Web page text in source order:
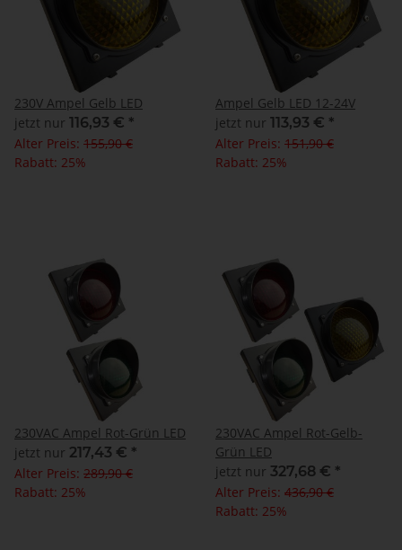
230V Ampel Gelb LED
jetzt nur 116,93 € *
Alter Preis: 155,90 €
Rabatt: 25%
Ampel Gelb LED 12-24V
jetzt nur 113,93 € *
Alter Preis: 151,90 €
Rabatt: 25%
230VAC Ampel Rot-Grün LED
jetzt nur 217,43 € *
Alter Preis: 289,90 €
Rabatt: 25%
230VAC Ampel Rot-Gelb-
Grün LED
jetzt nur 327,68 € *
Alter Preis: 436,90 €
Rabatt: 25%